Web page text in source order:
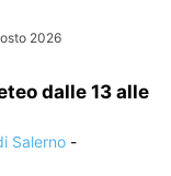
2026
dalle 13 alle
Salerno -